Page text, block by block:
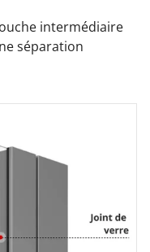
intermédiaire
séparation